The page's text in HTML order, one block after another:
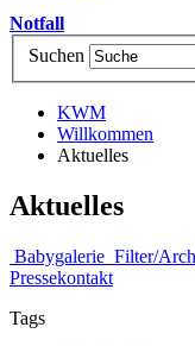
Notfall
Suchen
KWM
Willkommen
Aktuelles
Aktuelles
Babygalerie Filter/
Pressekontakt
Tags